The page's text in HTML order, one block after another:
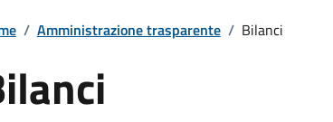
/ Amministrazione trasparente / Bilanci